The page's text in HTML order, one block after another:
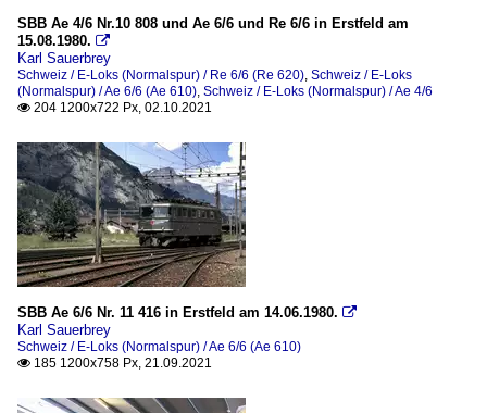
SBB Ae 4/6 Nr.10 808 und Ae 6/6 und Re 6/6 in Erstfeld am
15.08.1980. 
Karl Sauerbrey
Schweiz / E-Loks (Normalspur) / Re 6/6 (Re 620) Schweiz / E-Loks
(Normalspur) / Ae 6/6 (Ae 610) Schweiz / E-Loks (Normalspur) / Ae 4/6
 204 1200x722 Px, 02.10.2021
SBB Ae 6/6 Nr. 11 416 in Erstfeld am 14.06.1980. 
Karl Sauerbrey
Schweiz / E-Loks (Normalspur) / Ae 6/6 (Ae 610)
 185 1200x758 Px, 21.09.2021